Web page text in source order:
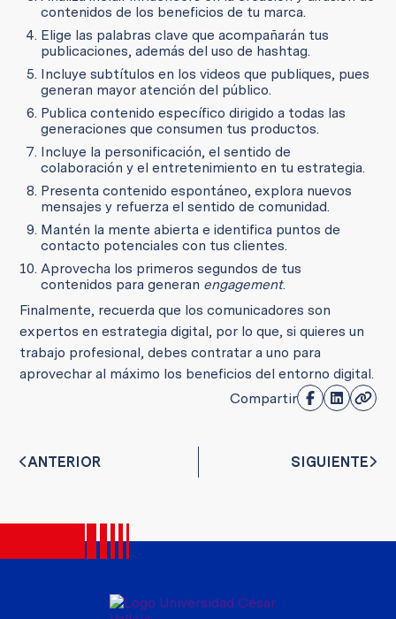
contenidos de los beneficios de tu marca.
Elige las palabras clave que acompañarán tus
publicaciones, además del uso de hashtag.
Incluye subtítulos en los videos que publiques, pues
generan mayor atención del público.
Publica contenido específico dirigido a todas las
generaciones que consumen tus productos.
Incluye la personificación, el sentido de
colaboración y el entretenimiento en tu estrategia.
Presenta contenido espontáneo, explora nuevos
mensajes y refuerza el sentido de comunidad.
Mantén la mente abierta e identifica puntos de
contacto potenciales con tus clientes.
Aprovecha los primeros segundos de tus
contenidos para generan engagement.
Finalmente, recuerda que los comunicadores son
expertos en estrategia digital, por lo que, si quieres un
trabajo profesional, debes contratar a uno para
aprovechar al máximo los beneficios del entorno digital.
Compartir
ANTERIOR SIGUIENTE